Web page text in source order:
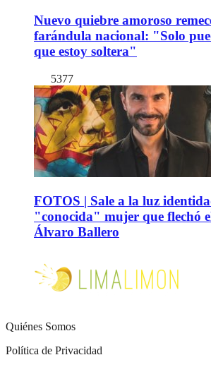
Nuevo quiebre amoroso
farándula nacional: "Solo
que estoy soltera"
5377
FOTOS | Sale a la luz
"conocida" mujer que flechó
Álvaro Ballero
Quiénes Somos
Política de Privacidad